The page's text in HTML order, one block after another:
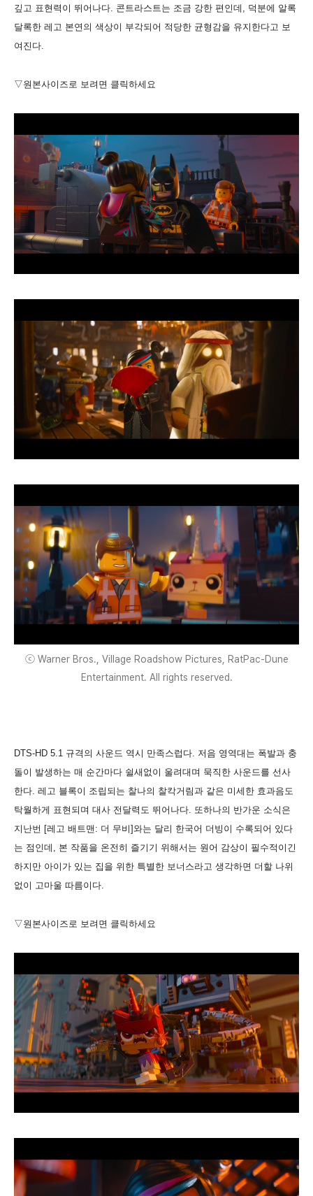
깊고 표현력이 뛰어나다. 콘트라스트는 조금 강한 편인데, 덕분에 알록
달록한 레고 본연의 색상이 부각되어 적당한 균형감을 유지한다고 보
여진다.
▽원본사이즈로 보려면 클릭하세요
ⓒ Warner Bros., Village Roadshow Pictures, RatPac-Dune
Entertainment. All rights reserved.
DTS-HD 5.1 규격의 사운드 역시 만족스럽다. 저음 영역대는 폭발과 충
돌이 발생하는 매 순간마다 쉴새없이 울려대며 묵직한 사운드를 선사
한다. 레고 블록이 조립되는 찰나의 찰칵거림과 같은 미세한 효과음도
탁월하게 표현되며 대사 전달력도 뛰어나다. 또하나의 반가운 소식은
지난번 [레고 배트맨: 더 무비]와는 달리 한국어 더빙이 수록되어 있다
는 점인데, 본 작품을 온전히 즐기기 위해서는 원어 감상이 필수적이긴
하지만 아이가 있는 집을 위한 특별한 보너스라고 생각하면 더할 나위
없이 고마울 따름이다.
▽원본사이즈로 보려면 클릭하세요